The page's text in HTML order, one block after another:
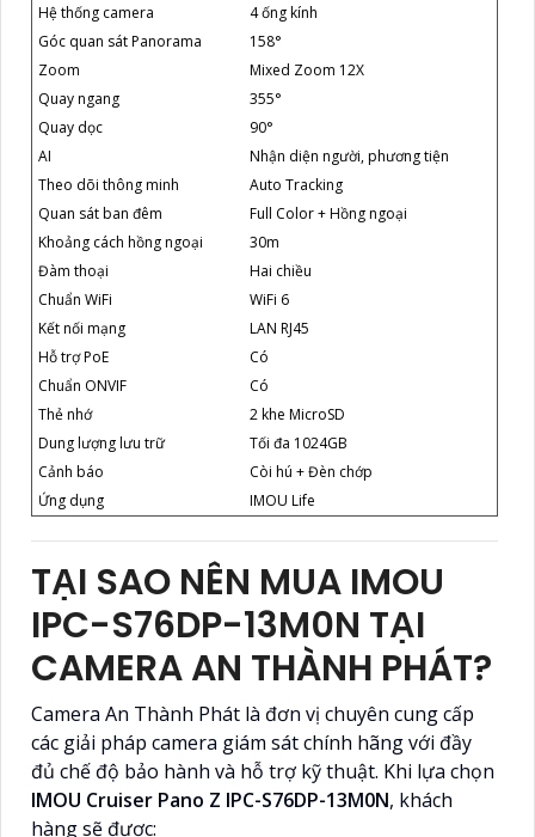
Hệ thống camera
4 ống kính
Góc quan sát Panorama
158°
Zoom
Mixed Zoom 12X
Quay ngang
355°
Quay dọc
90°
AI
Nhận diện người, phương tiện
Theo dõi thông minh
Auto Tracking
Quan sát ban đêm
Full Color + Hồng ngoại
Khoảng cách hồng ngoại
30m
Đàm thoại
Hai chiều
Chuẩn WiFi
WiFi 6
Kết nối mạng
LAN RJ45
Hỗ trợ PoE
Có
Chuẩn ONVIF
Có
Thẻ nhớ
2 khe MicroSD
Dung lượng lưu trữ
Tối đa 1024GB
Cảnh báo
Còi hú + Đèn chớp
Ứng dụng
IMOU Life
TẠI SAO NÊN MUA IMOU
IPC-S76DP-13M0N TẠI
CAMERA AN THÀNH PHÁT?
Camera An Thành Phát là đơn vị chuyên cung cấp
các giải pháp camera giám sát chính hãng với đầy
đủ chế độ bảo hành và hỗ trợ kỹ thuật. Khi lựa chọn
IMOU Cruiser Pano Z IPC-S76DP-13M0N, khách
hàng sẽ được: